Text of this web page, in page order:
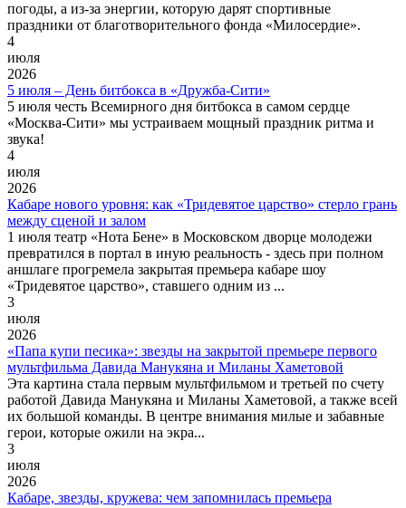
погоды, а из-за энергии, которую дарят спортивные
праздники от благотворительного фонда «Милосердие».
4
июля
2026
5 июля – День битбокса в «Дружба-Сити»
5 июля честь Всемирного дня битбокса в самом сердце
«Москва-Сити» мы устраиваем мощный праздник ритма и
звука!
4
июля
2026
Кабаре нового уровня: как «Тридевятое царство» стерло грань
между сценой и залом
1 июля театр «Нота Бене» в Московском дворце молодежи
превратился в портал в иную реальность - здесь при полном
аншлаге прогремела закрытая премьера кабаре шоу
«Тридевятое царство», ставшего одним из ...
3
июля
2026
«Папа купи песика»: звезды на закрытой премьере первого
мультфильма Давида Манукяна и Миланы Хаметовой
Эта картина стала первым мультфильмом и третьей по счету
работой Давида Манукяна и Миланы Хаметовой, а также всей
их большой команды. В центре внимания милые и забавные
герои, которые ожили на экра...
3
июля
2026
Кабаре, звезды, кружева: чем запомнилась премьера